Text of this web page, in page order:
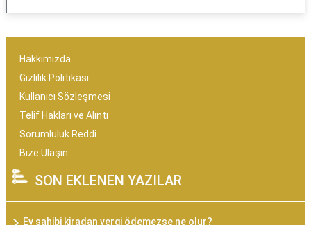
Hakkımızda
Gizlilik Politikası
Kullanıcı Sözleşmesi
Telif Hakları ve Alıntı
Sorumluluk Reddi
Bize Ulaşın
SON EKLENEN YAZILAR
Ev sahibi kiradan vergi ödemezse ne olur?